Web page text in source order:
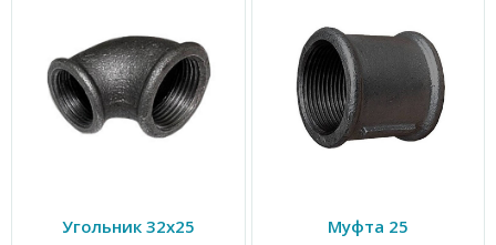
Угольник 32х25 Муфта 25